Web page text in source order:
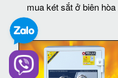
mua két sắt ở biên hòa